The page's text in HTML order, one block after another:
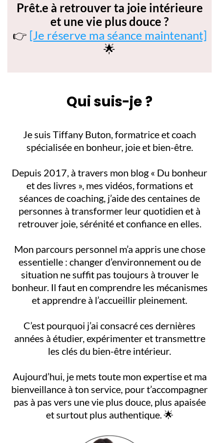
Prêt.e à retrouver ta joie intérieure
et une vie plus douce ?
👉 [Je réserve ma séance maintenant]
🌟
Qui suis-je ?
Je suis Tiffany Buton, formatrice et coach
spécialisée en bonheur, joie et bien-être.
Depuis 2017, à travers mon blog « Du bonheur
et des livres », mes vidéos, formations et
séances de coaching, j’aide des centaines de
personnes à transformer leur quotidien et à
retrouver joie, sérénité et confiance en elles.
Mon parcours personnel m’a appris une chose
essentielle : changer d’environnement ou de
situation ne suffit pas toujours à trouver le
bonheur. Il faut en comprendre les mécanismes
et apprendre à l’accueillir pleinement.
C’est pourquoi j’ai consacré ces dernières
années à étudier, expérimenter et transmettre
les clés du bien-être intérieur.
Aujourd’hui, je mets toute mon expertise et ma
bienveillance à ton service, pour t’accompagner
pas à pas vers une vie plus douce, plus apaisée
et surtout plus authentique. 🌟